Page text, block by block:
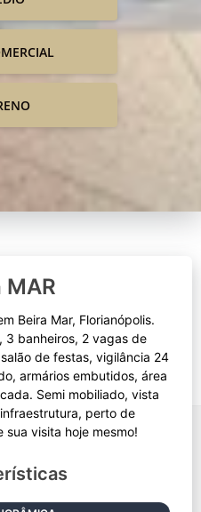
MAR
Beira Mar, Florianópolis.
3 banheiros, 2 vagas de
de festas, vigilância 24
armários embutidos, área
Semi mobiliado, vista
perto de